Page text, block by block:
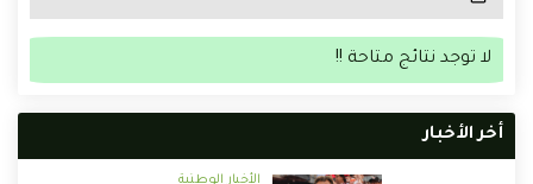
لا توجد نتائج متاحة !!
أخر الأخبار
الأخبار الوطنية